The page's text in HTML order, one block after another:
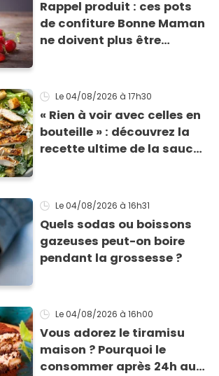
Rappel produit : ces pots
de confiture Bonne Maman
ne doivent plus être
morceaux de verre
Le 04/08/2026 à 17h30
« Rien à voir avec celles en
bouteille » : découvrez la
recette ultime de la sauce
Le 04/08/2026 à 16h31
Quels sodas ou boissons
gazeuses peut-on boire
pendant la grossesse ?
Le 04/08/2026 à 16h00
Vous adorez le tiramisu
maison ? Pourquoi le
consommer après 24h au